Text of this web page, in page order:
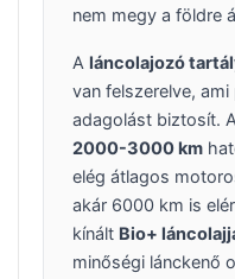
nem megy a földre
A láncolajozó
van felszerelve,
adagolást biztosít.
2000-3000 km
elég átlagos
akár 6000 km is
kínált Bio+
minőségi lánckenő